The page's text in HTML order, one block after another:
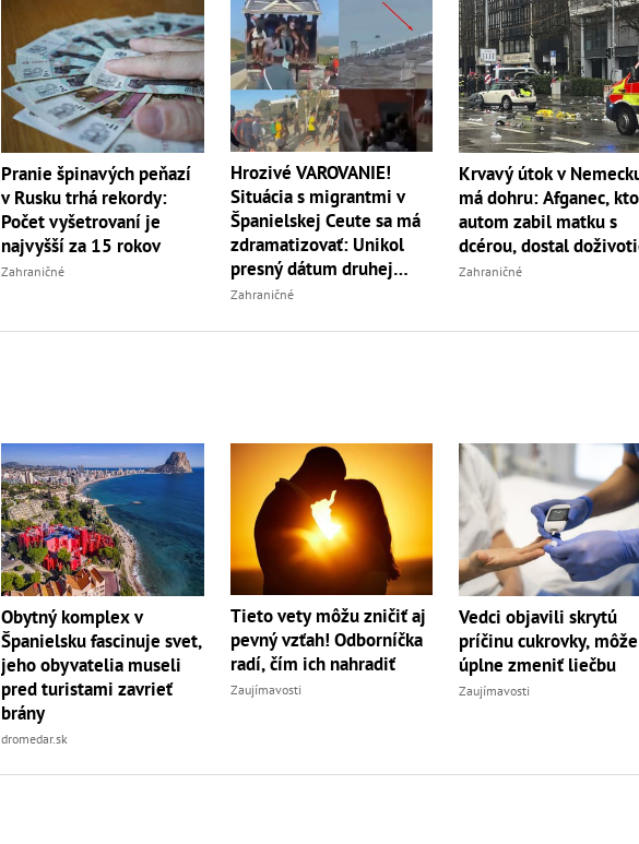
Pranie špinavých peňazí
v Rusku trhá rekordy:
Počet vyšetrovaní je
najvyšší za 15 rokov
Zahraničné
Hrozivé VAROVANIE!
Situácia s migrantmi v
Španielskej Ceute sa má
zdramatizovať: Unikol
presný dátum druhej
invázie
Zahraničné
Krvavý útok v
má dohru: Afganec,
autom zabil matku s
dcérou, dostal
Zahraničné
Obytný komplex v
Španielsku fascinuje svet,
jeho obyvatelia museli
pred turistami zavrieť
brány
dromedar.sk
Tieto vety môžu zničiť aj
pevný vzťah! Odborníčka
radí, čím ich nahradiť
Zaujímavosti
Vedci objavili skrytú
príčinu cukrovky,
úplne zmeniť liečbu
Zaujímavosti